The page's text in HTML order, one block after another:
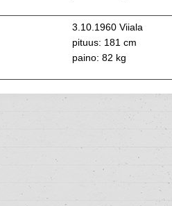
3.10.1960 Viiala
pituus: 181 cm
paino: 82 kg